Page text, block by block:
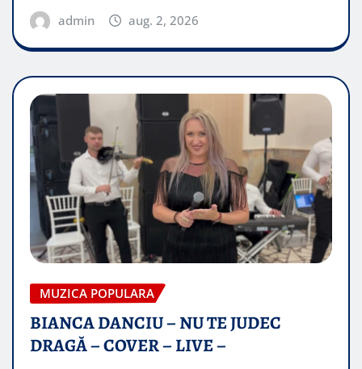
admin aug. 2, 2026
MUZICA POPULARA
BIANCA DANCIU – NU TE JUDEC
DRAGĂ – COVER – LIVE –